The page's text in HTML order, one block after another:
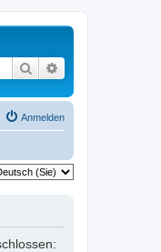
Suche
Anmelden